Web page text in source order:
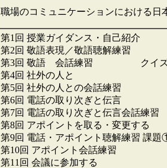
職場のコミュニケーションにおける
第1回 授業ガイダンス・自己紹介
第2回 敬語表現／敬語聴解練習
第3回 敬語 会話練習 クイズ
第4回 社外の人と
第5回 社外の人との会話練習
第6回 電話の取り次ぎと伝言
第7回 電話の取り次ぎと伝言会話練習
第8回 アポイントを取る・変更する
第9回 電話・アポイント聴解練習 課
第10回 アポイント会話練習
第11回 会議に参加する